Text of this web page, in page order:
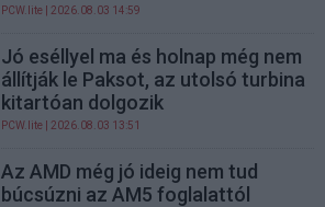
PCW.lite | 2026.08.03 14:59
Jó eséllyel ma és holnap még nem
állítják le Paksot, az utolsó turbina
kitartóan dolgozik
PCW.lite | 2026.08.03 13:51
Az AMD még jó ideig nem tud
búcsúzni az AM5 foglalattól